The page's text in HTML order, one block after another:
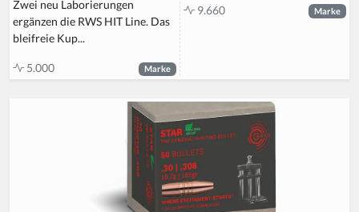
Zwei neu Laborierungen
ergänzen die RWS HIT Line. Das
bleifreie Kup...
5.000 Marke
9.660 Marke